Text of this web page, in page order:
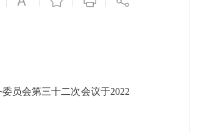
员会第三十二次会议于2022